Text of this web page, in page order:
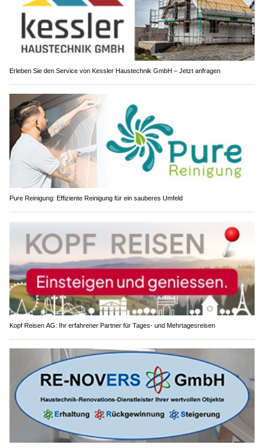
Erleben Sie den Service von Kessler Haustechnik GmbH – Jetzt anfragen
Pure Reinigung: Effiziente Reinigung für ein sauberes Umfeld
Kopf Reisen AG: Ihr erfahrener Partner für Tages- und Mehrtagesreisen